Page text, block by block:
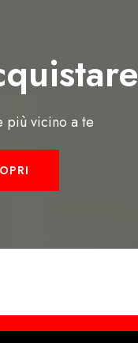
più vicino a te